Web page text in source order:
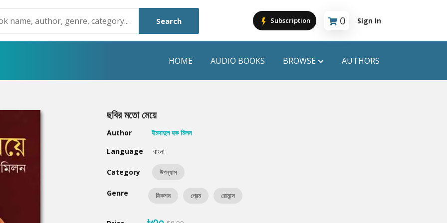
Search Subscription 0
Cart is empty
Sign In
HOME AUDIO BOOKS BROWSE
Humayun Ahmed
Mouri Morium
Hot & New
AUTHORS
ছবির মতো মেয়ে
Author
ইমদাদুল হক মিলন
Language
বাংলা
Category উপন্যাস
Genre ফিকশন প্রেম রোমান্স